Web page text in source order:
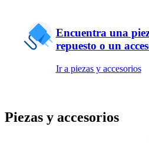
Encuentra una
repuesto o un
Ir a piezas y accesorios
Piezas y accesorios